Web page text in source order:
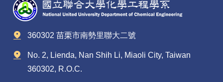
360302 苗栗市南勢里聯大二號
No. 2, Lienda, Nan Shih Li, Miaoli City, Taiwan
360302, R.O.C.